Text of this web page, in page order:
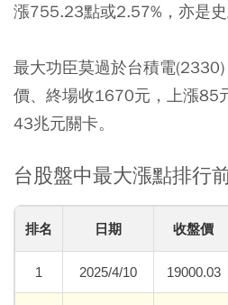
漲755.23點或2.57%，亦是史
最大功臣莫過於台積電
價、終場收1670元，上漲85
43兆元關卡。
台股盤中最大漲點排行
排名 日期 收盤價
1 2025/4/10 19000.03